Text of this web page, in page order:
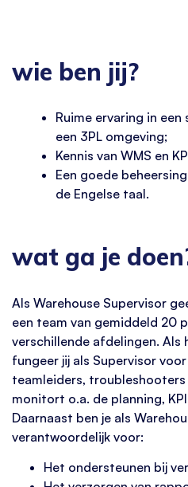
wie ben jij?
Ruime ervaring in
een 3PL omgeving;
Kennis van WMS en
Een goede
de Engelse taal.
wat ga je
Als Warehouse Supervisor
een team van gemiddeld 20
verschillende afdelingen. Als
fungeer jij als Supervisor
teamleiders, troubleshooters
monitort o.a. de planning,
Daarnaast ben je als
verantwoordelijk voor:
Het ondersteunen bij